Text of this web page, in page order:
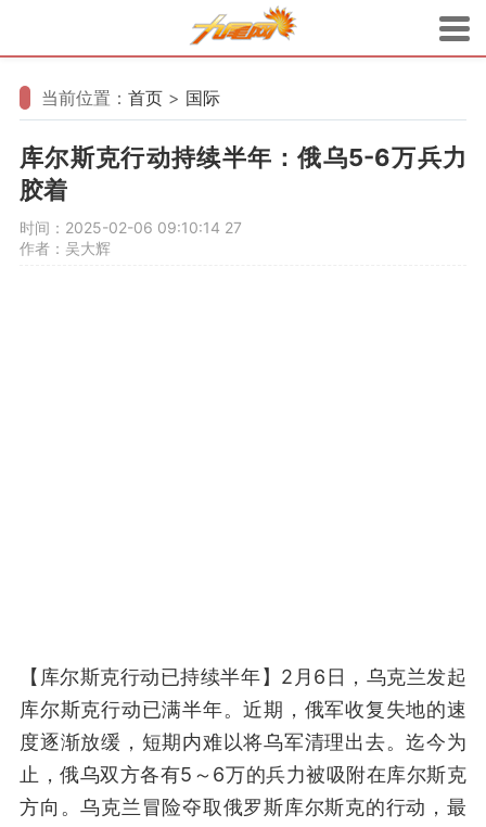
当前位置： 首页 > 国际
库尔斯克行动持续半年：俄乌5-6万兵力
胶着
时间：2025-02-06 09:10:14 27
作者：吴大辉
【库尔斯克行动已持续半年】2月6日，乌克兰发起
库尔斯克行动已满半年。近期，俄军收复失地的速
度逐渐放缓，短期内难以将乌军清理出去。迄今为
止，俄乌双方各有5～6万的兵力被吸附在库尔斯克
方向。乌克兰冒险夺取俄罗斯库尔斯克的行动，最